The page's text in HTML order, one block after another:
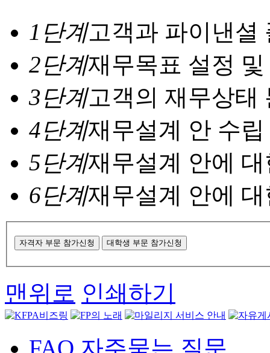
1단계고객과 파이낸셜
2단계재무목표 설정
3단계고객의 재무상태
4단계재무설계 안 수
5단계재무설계 안에
6단계재무설계 안에
맨위로 인쇄하기
FAQ 자주묻는 질문